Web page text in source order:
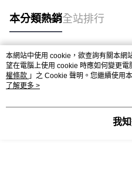
本分類熱銷全站排行
熱門標籤
本網站中使用 cookie，欲查詢有關本網
望在電腦上使用 cookie 時應如何變更
權條款 」之 Cookie 聲明。您繼續使用
用條款之 Cookie 聲明使用 cookie。
了解更多 >
我